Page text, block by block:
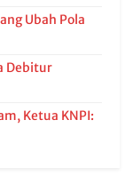
Ubah Pola
Debitur
Ketua KNPI: